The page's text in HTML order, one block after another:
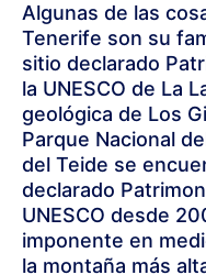
Algunas de las
Tenerife son su
sitio declarado
la UNESCO de La
geológica de Los
Parque Nacional
del Teide se
declarado
UNESCO desde
imponente en
la montaña más